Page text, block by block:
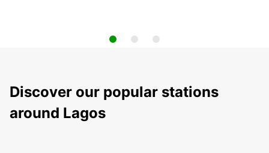
Discover our popular stations
around Lagos